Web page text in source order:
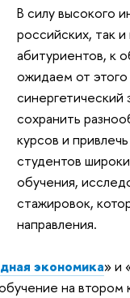
В силу высокого
российских, так
абитуриентов, к
ожидаем от
сохранить
курсов и
студентов
обучения,
стажировок,
направления.
экономика» и
на